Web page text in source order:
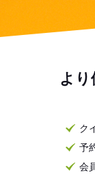
よ
ク
予
会